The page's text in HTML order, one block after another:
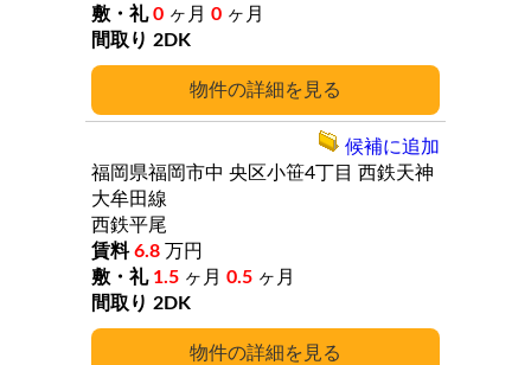
詳細
0 ヶ月 0 ヶ月
2DK
詳細
福岡県福岡市中 央区小笹4丁目 西鉄天神
大牟田線
西鉄平尾
6.8 万円
1.5 ヶ月 0.5 ヶ月
2DK
候補に追加